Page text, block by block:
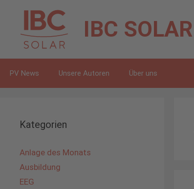
springen
IBC SOLAR
PV News Unsere Autoren Über uns
Kategorien
Anlage des Monats
Ausbildung
EEG